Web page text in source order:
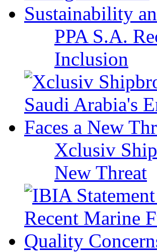
PPA S.A.
Inclusion
Xclusiv
New Threat